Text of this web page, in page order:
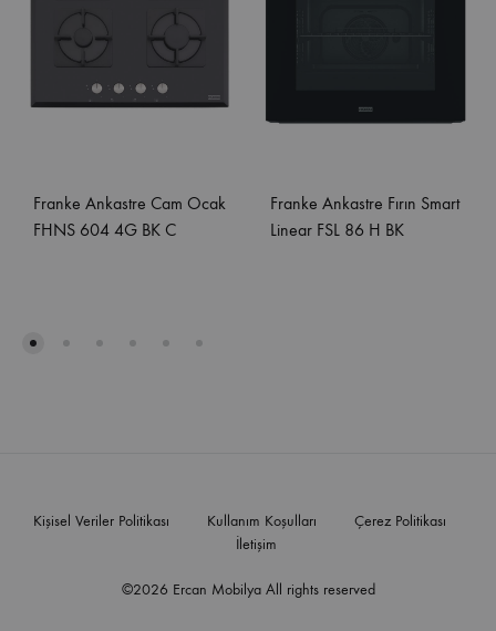
Franke Ankastre Cam Ocak
FHNS 604 4G BK C
Franke Ankastre Fırın Smart
Linear FSL 86 H BK
©2026 Ercan Mobilya All rights reserved
Kişisel Veriler Politikası Kullanım Koşulları
Çerez Politikası
İletişim